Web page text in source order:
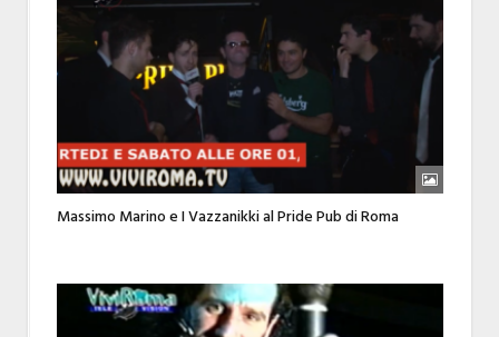
Massimo Marino e I Vazzanikki al Pride Pub di Roma